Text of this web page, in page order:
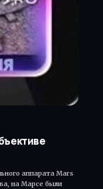
аппарата Mars
на Марсе были